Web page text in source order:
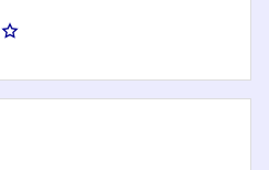
: Administrateur de parc